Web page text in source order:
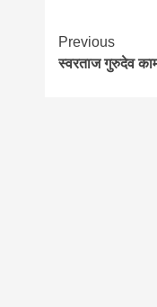
Previous
स्वरताज गुरुदेव